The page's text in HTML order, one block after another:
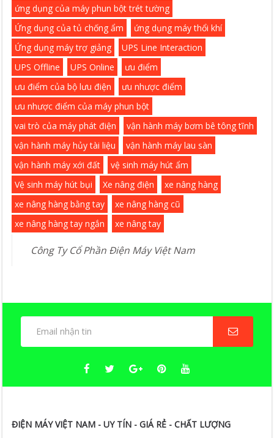
ứng dụng của máy phun bột trét tường
Ứng dụng của tủ chống ẩm
ứng dụng máy thổi khí
Ứng dụng máy trợ giảng
UPS Line Interaction
UPS Offline
UPS Online
ưu điểm
ưu điểm của bộ lưu điện
ưu nhược điểm
ưu nhược điểm của máy phun bột
vai trò của máy phát điện
vận hành máy bơm bê tông tĩnh
vận hành máy hủy tài liệu
vận hành máy lau sàn
vận hành máy xới đất
vệ sinh máy hút ẩm
Vệ sinh máy hút bụi
Xe nâng điện
xe nâng hàng
xe nâng hàng bằng tay
xe nâng hàng cũ
xe nâng hàng tay ngắn
xe nâng tay
Công Ty Cổ Phần Điện Máy Việt Nam
ĐIỆN MÁY VIỆT NAM - UY TÍN - GIÁ RẺ - CHẤT LƯỢNG